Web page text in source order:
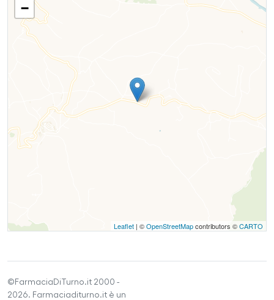
−
Leaflet | ©OpenStreetMapcontributors ©CARTO
©FarmaciaDiTurno.it 2000 -
2026. Farmaciaditurno.it è un